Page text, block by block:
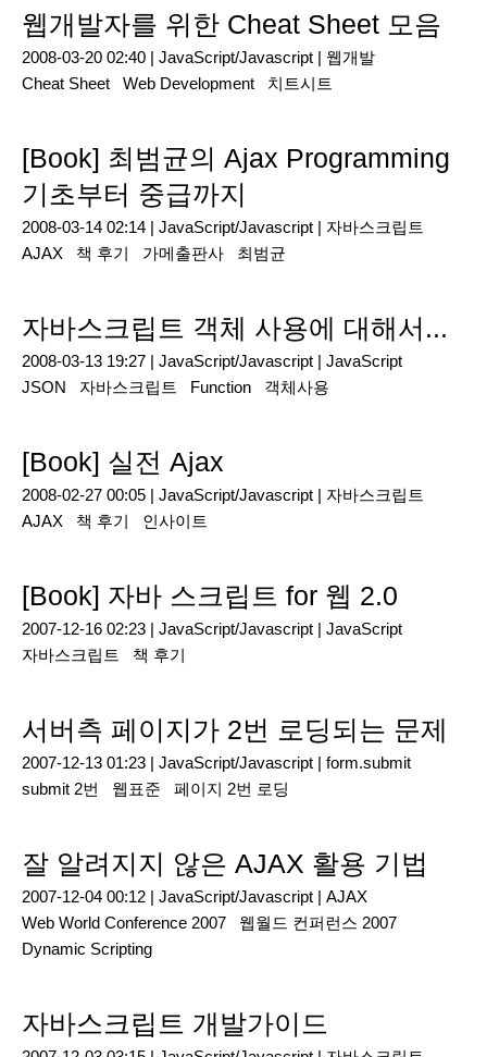
웹개발자를 위한 Cheat Sheet 모음
2008-03-20 02:40 | JavaScript/Javascript | 웹개발
Cheat Sheet
Web Development 치트시트
[Book] 최범균의 Ajax Programming
기초부터 중급까지
2008-03-14 02:14 | JavaScript/Javascript | 자바스크립트
AJAX
책 후기 가메출판사 최범균
자바스크립트 객체 사용에 대해서...
2008-03-13 19:27 | JavaScript/Javascript | JavaScript
JSON
자바스크립트 Function 객체사용
[Book] 실전 Ajax
2008-02-27 00:05 | JavaScript/Javascript | 자바스크립트
AJAX
책 후기 인사이트
[Book] 자바 스크립트 for 웹 2.0
2007-12-16 02:23 | JavaScript/Javascript | JavaScript
자바스크립트
책 후기
서버측 페이지가 2번 로딩되는 문제
2007-12-13 01:23 | JavaScript/Javascript | form.submit
submit 2번
웹표준 페이지 2번 로딩
잘 알려지지 않은 AJAX 활용 기법
2007-12-04 00:12 | JavaScript/Javascript | AJAX
Web World Conference 2007
웹월드 컨퍼런스 2007
Dynamic Scripting
자바스크립트 개발가이드